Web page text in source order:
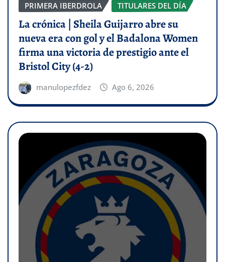
PRIMERA IBERDROLA
TITULARES DEL DÍA
La crónica | Sheila Guijarro abre su
nueva era con gol y el Badalona Women
firma una victoria de prestigio ante el
Bristol City (4-2)
manulopezfdez Ago 6, 2026